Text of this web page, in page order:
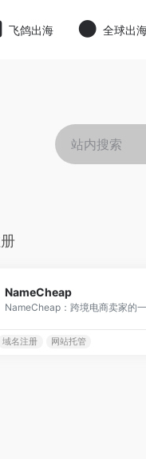
飞鸽出海 全球出
NameCheap
NameCheap：跨境电商卖家的
域名注册 网站托管